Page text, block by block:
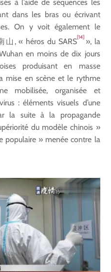
à l’aide de séquences les
dans les bras ou écrivant
On y voit également le
山, « héros du SARS[14]», la
en moins de dix jours
produisant en masse
mise en scène et le rythme
mobilisée, organisée et
: éléments visuels d’une
la suite à la propagande
du modèle chinois »
populaire » menée contre la